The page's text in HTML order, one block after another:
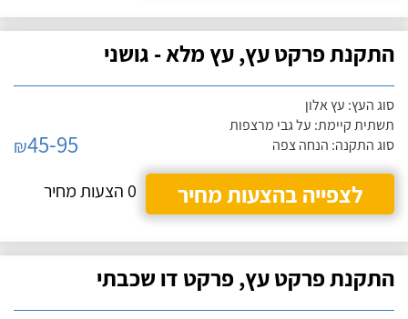
התקנת פרקט עץ, עץ מלא - גושני
סוג העץ: עץ אלון
תשתית קיימת: על גבי מרצפות
סוג התקנה: הנחה צפה
₪45-95
לצפייה בהצעות מחיר
0 הצעות מחיר
התקנת פרקט עץ, פרקט דו שכבתי